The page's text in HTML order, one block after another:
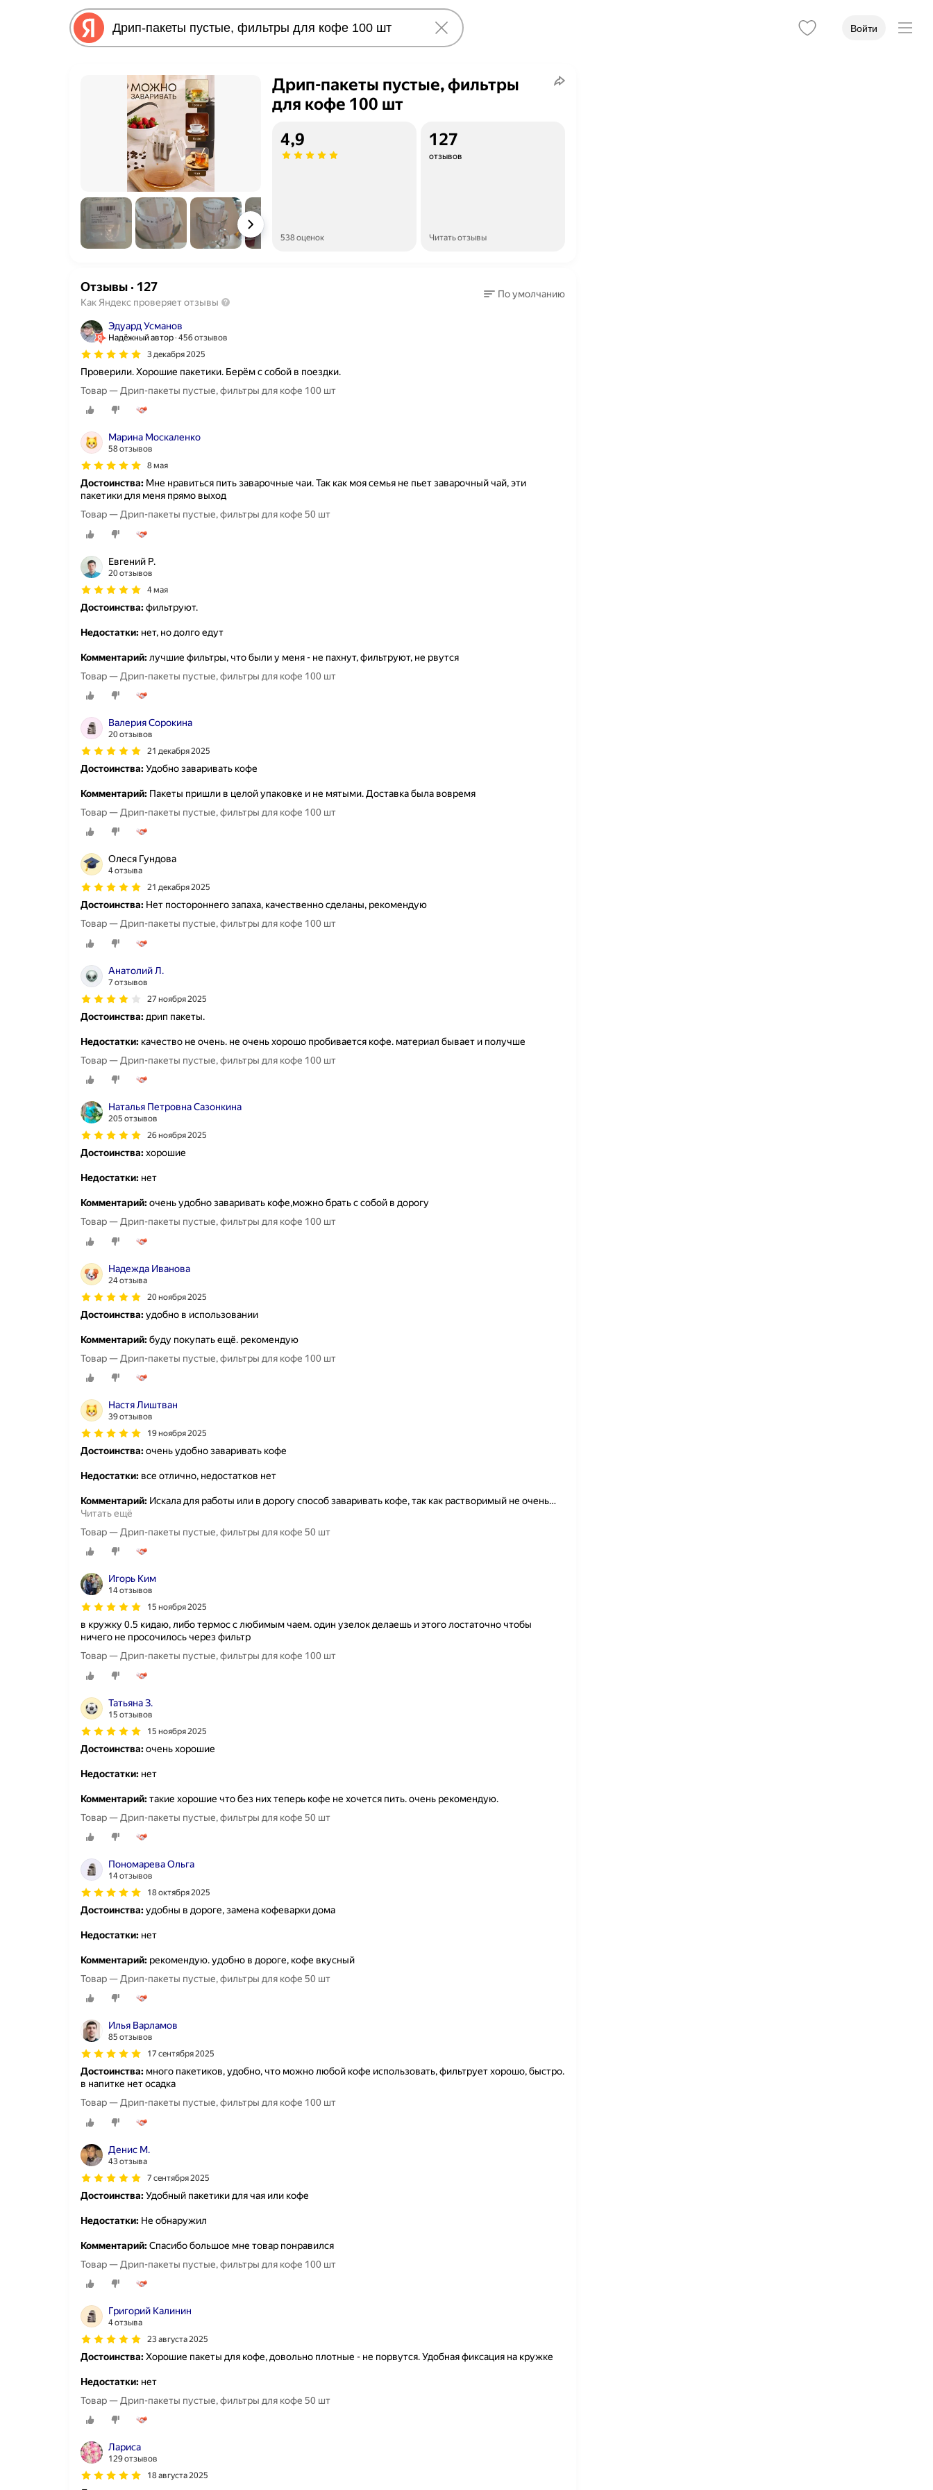
Войти
Дрип-пакеты пустые, фильтры
для кофе 100 шт
4,9
538 оценок
127
отзывов
Читать отзывы
Отзывы· 127
Как Яндекс проверяет отзывы
По умолчанию
Эдуард Усманов
Надёжный автор 456 отзывов
3 декабря 2025
Проверили. Хорошие пакетики. Берём с собой в поездки.
Товар — Дрип-пакеты пустые, фильтры для кофе 100 шт
Марина Москаленко
58 отзывов
8 мая
Достоинства: Мне нравиться пить заварочные чаи. Так как моя семья не пьет заварочный чай, эти
пакетики для меня прямо выход
Товар — Дрип-пакеты пустые, фильтры для кофе 50 шт
Евгений Р.
20 отзывов
4 мая
Достоинства:фильтруют.
Недостатки: нет, но долго едут
Комментарий:лучшие фильтры, что были у меня - не пахнут, фильтруют, не рвутся
Товар — Дрип-пакеты пустые, фильтры для кофе 100 шт
Валерия Сорокина
20 отзывов
21 декабря 2025
Достоинства:Удобно заваривать кофе
Комментарий: Пакеты пришли в целой упаковке и не мятыми. Доставка была вовремя
Товар — Дрип-пакеты пустые, фильтры для кофе 100 шт
Олеся Гундова
4 отзыва
21 декабря 2025
Достоинства: Нет постороннего запаха, качественно сделаны, рекомендую
Товар — Дрип-пакеты пустые, фильтры для кофе 100 шт
Анатолий Л.
7 отзывов
27 ноября 2025
Достоинства: дрип пакеты.
Недостатки: качество не очень. не очень хорошо пробивается кофе. материал бывает и получше
Товар — Дрип-пакеты пустые, фильтры для кофе 100 шт
Наталья Петровна Сазонкина
205 отзывов
26 ноября 2025
Достоинства:хорошие
Недостатки: нет
Комментарий:очень удобно заваривать кофе,можно брать с собой в дорогу
Товар — Дрип-пакеты пустые, фильтры для кофе 100 шт
Надежда Иванова
24 отзыва
20 ноября 2025
Достоинства:удобно в использовании
Комментарий:буду покупать ещё. рекомендую
Товар — Дрип-пакеты пустые, фильтры для кофе 100 шт
Настя Лиштван
39 отзывов
19 ноября 2025
Достоинства:очень удобно заваривать кофе
Недостатки: все отлично, недостатков нет
Комментарий: Искала для работы или в дорогу способ заваривать кофе, так как растворимый не очень…
Читать ещё
Товар — Дрип-пакеты пустые, фильтры для кофе 50 шт
Игорь Ким
14 отзывов
15 ноября 2025
в кружку 0.5 кидаю, либо термос с любимым чаем. один узелок делаешь и этого лостаточно чтобы
ничего не просочилось через фильтр
Товар — Дрип-пакеты пустые, фильтры для кофе 100 шт
Татьяна З.
15 отзывов
15 ноября 2025
Достоинства:очень хорошие
Недостатки: нет
Комментарий:такие хорошие что без них теперь кофе не хочется пить. очень рекомендую.
Товар — Дрип-пакеты пустые, фильтры для кофе 50 шт
Пономарева Ольга
14 отзывов
18 октября 2025
Достоинства:удобны в дороге, замена кофеварки дома
Недостатки: нет
Комментарий: рекомендую. удобно в дороге, кофе вкусный
Товар — Дрип-пакеты пустые, фильтры для кофе 50 шт
Илья Варламов
85 отзывов
17 сентября 2025
Достоинства: много пакетиков, удобно, что можно любой кофе использовать, фильтрует хорошо, быстро.
в напитке нет осадка
Товар — Дрип-пакеты пустые, фильтры для кофе 100 шт
Денис М.
43 отзыва
7 сентября 2025
Достоинства:Удобный пакетики для чая или кофе
Недостатки: Не обнаружил
Комментарий:Спасибо большое мне товар понравился
Товар — Дрип-пакеты пустые, фильтры для кофе 100 шт
Григорий Калинин
4 отзыва
23 августа 2025
Достоинства:Хорошие пакеты для кофе, довольно плотные - не порвутся. Удобная фиксация на кружке
Недостатки: нет
Товар — Дрип-пакеты пустые, фильтры для кофе 50 шт
Лариса
129 отзывов
18 августа 2025